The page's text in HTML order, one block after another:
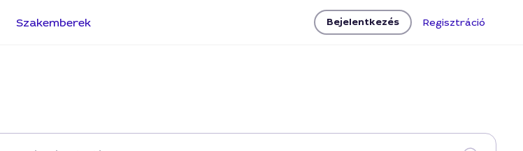
Szakemberek Bejelentkezés Regisztráció